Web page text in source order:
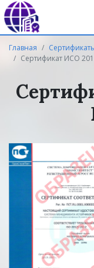
Главная
Сертификат ИСО